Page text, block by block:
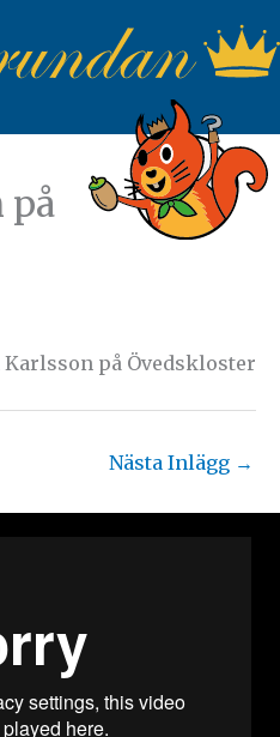
på
Karlsson på Övedskloster
Nästa Inlägg →